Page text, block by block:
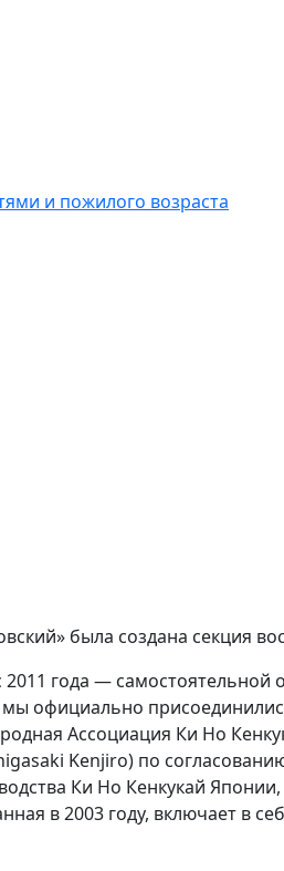
и пожилого возраста
была создана секция
года —
официально
Ассоциация Ки Но
Kenjiro) по
Ки Но Кенкукай
в 2003 году, включает в